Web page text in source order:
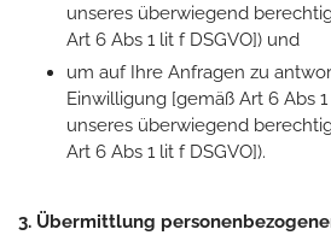
unseres überwiegend
Art 6 Abs 1 lit f DSGVO]) und
um auf Ihre Anfragen zu
Einwilligung [gemäß Art 6 Abs
unseres überwiegend
Art 6 Abs 1 lit f DSGVO]).
3. Übermittlung